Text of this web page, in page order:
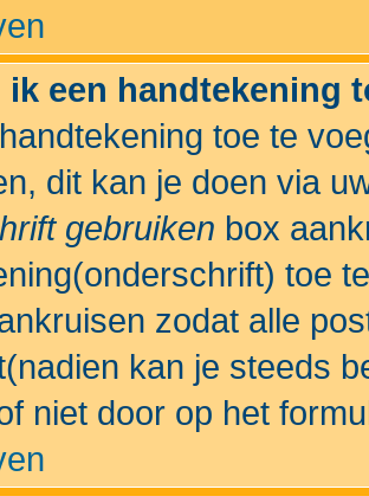
ik een handtekening
toe te
dit kan je doen via
gebruiken box
toe
zodat alle
kan je steeds
niet door op het